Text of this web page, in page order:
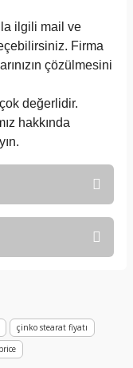
ilgili mail ve
Firma
çözülmesini
değerlidir.
hakkında
çinko stearat fiyatı